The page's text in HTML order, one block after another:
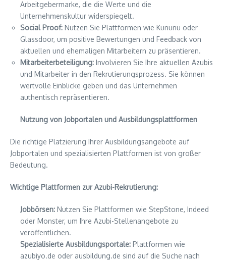
Arbeitgebermarke, die die Werte und die
Unternehmenskultur widerspiegelt.
Social Proof: Nutzen Sie Plattformen wie Kununu oder
Glassdoor, um positive Bewertungen und Feedback von
aktuellen und ehemaligen Mitarbeitern zu präsentieren.
Mitarbeiterbeteiligung: Involvieren Sie Ihre aktuellen Azubis
und Mitarbeiter in den Rekrutierungsprozess. Sie können
wertvolle Einblicke geben und das Unternehmen
authentisch repräsentieren.
Nutzung von Jobportalen und Ausbildungsplattformen
Die richtige Platzierung Ihrer Ausbildungsangebote auf
Jobportalen und spezialisierten Plattformen ist von großer
Bedeutung.
Wichtige Plattformen zur Azubi-Rekrutierung:
Jobbörsen: Nutzen Sie Plattformen wie StepStone, Indeed
oder Monster, um Ihre Azubi-Stellenangebote zu
veröffentlichen.
Spezialisierte Ausbildungsportale: Plattformen wie
azubiyo.de oder ausbildung.de sind auf die Suche nach